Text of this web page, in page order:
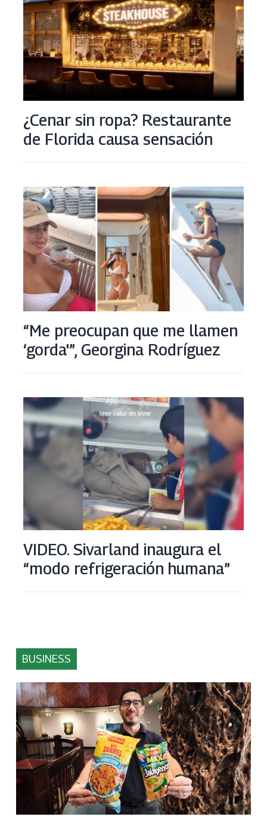
¿Cenar sin ropa? Restaurante
de Florida causa sensación
“Me preocupan que me llamen
‘gorda'”, Georgina Rodríguez
VIDEO. Sivarland inaugura el
“modo refrigeración humana”
BUSINESS